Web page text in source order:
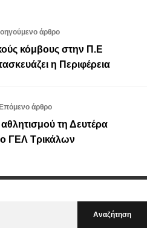
άρθρο
κόμβους στην Π.Ε
η Περιφέρεια
άρθρο
τη Δευτέρα
ΓΕΛ Τρικάλων